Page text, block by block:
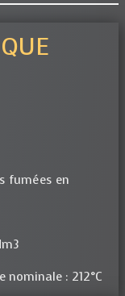
fumées en
: 212°C